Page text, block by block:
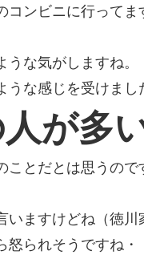
コンビニに行って
な気がしますね。
うな感じを受けまし
が多
ことだとは思うの
ますけどね（徳
怒られそうですね・